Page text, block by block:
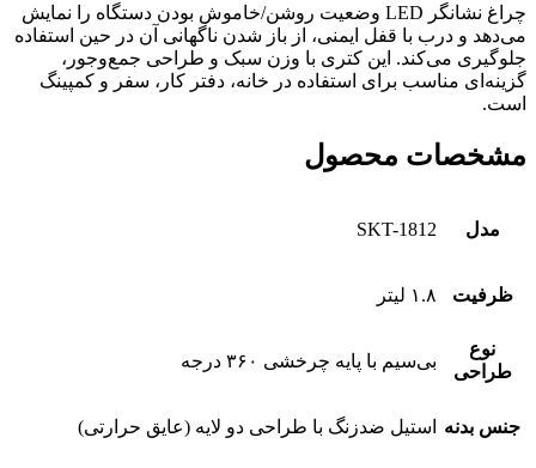
چراغ نشانگر LED وضعیت روشن/خاموش بودن دستگاه را نمایش
می‌دهد و درب با قفل ایمنی، از باز شدن ناگهانی آن در حین استفاده
جلوگیری می‌کند. این کتری با وزن سبک و طراحی جمع‌وجور،
گزینه‌ای مناسب برای استفاده در خانه، دفتر کار، سفر و کمپینگ
است.
مشخصات محصول
مدل SKT-1812
ظرفیت ۱.۸ لیتر
نوع
طراحی
بی‌سیم با پایه چرخشی ۳۶۰ درجه
جنس بدنه استیل ضدزنگ با طراحی دو لایه (عایق حرارتی)